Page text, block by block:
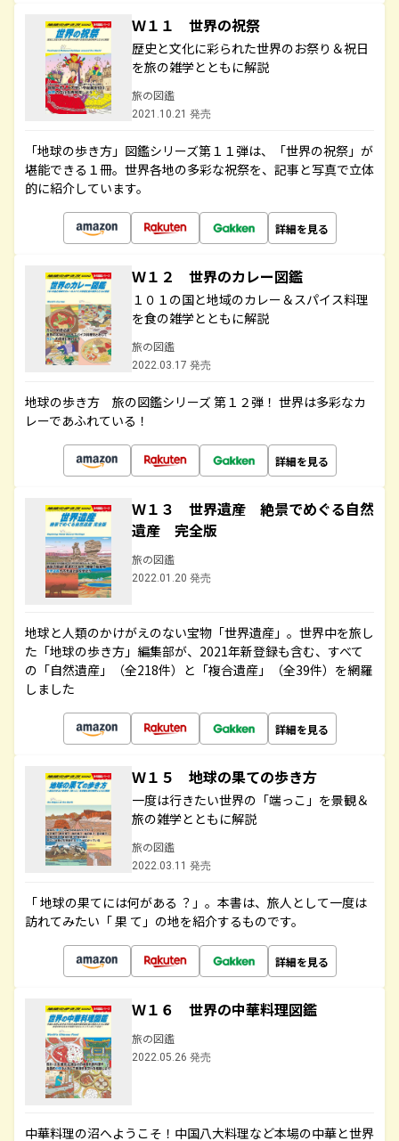
Ｗ１１ 世界の祝祭
歴史と文化に彩られた世界のお祭り＆祝日
を旅の雑学とともに解説
旅の図鑑
2021.10.21 発売
「地球の歩き方」図鑑シリーズ第１１弾は、「世界の祝祭」が
堪能できる１冊。世界各地の多彩な祝祭を、記事と写真で立体
的に紹介しています。
詳細を見る
Ｗ１２ 世界のカレー図鑑
１０１の国と地域のカレー＆スパイス料理
を食の雑学とともに解説
旅の図鑑
2022.03.17 発売
地球の歩き方 旅の図鑑シリーズ 第１２弾！ 世界は多彩なカ
レーであふれている！
詳細を見る
Ｗ１３ 世界遺産 絶景でめぐる自然
遺産 完全版
旅の図鑑
2022.01.20 発売
地球と人類のかけがえのない宝物「世界遺産」。世界中を旅し
た「地球の歩き方」編集部が、2021年新登録も含む、すべて
の「自然遺産」（全218件）と「複合遺産」（全39件）を網羅
しました
詳細を見る
Ｗ１５ 地球の果ての歩き方
一度は行きたい世界の「端っこ」を景観＆
旅の雑学とともに解説
旅の図鑑
2022.03.11 発売
「 地球の果てには何がある ？」。本書は、旅人として一度は
訪れてみたい「 果 て」の地を紹介するものです。
詳細を見る
Ｗ１６ 世界の中華料理図鑑
旅の図鑑
2022.05.26 発売
中華料理の沼へようこそ！中国八大料理など本場の中華と世界